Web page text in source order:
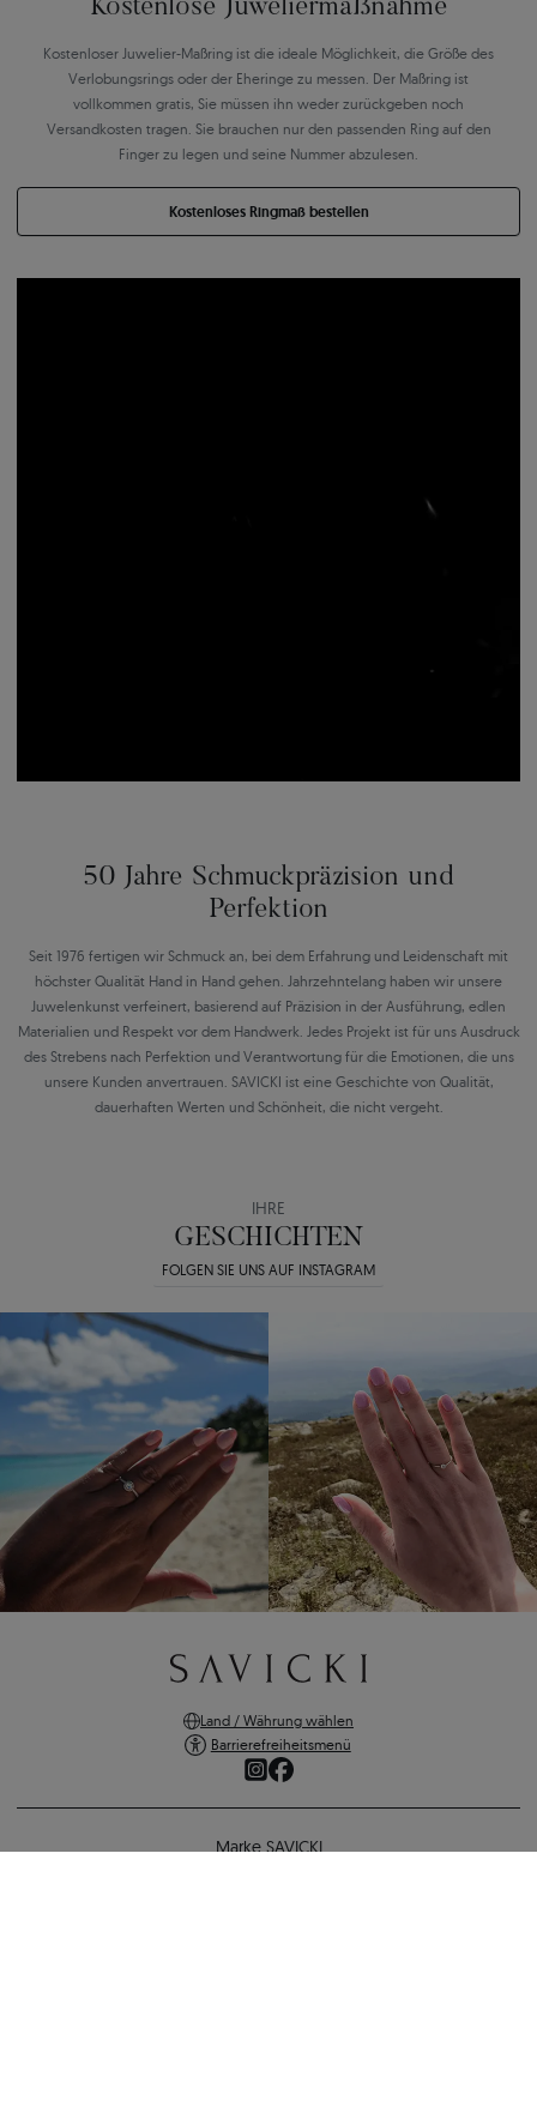
Kostenlose Juweliermaßnahme
Kostenloser Juwelier-Maßring ist die ideale Möglichkeit, die Größe des
Verlobungsrings oder der Eheringe zu messen. Der Maßring ist
vollkommen gratis, Sie müssen ihn weder zurückgeben noch
Versandkosten tragen. Sie brauchen nur den passenden Ring auf den
Finger zu legen und seine Nummer abzulesen.
Kostenloses Ringmaß bestellen
50 Jahre Schmuckpräzision und
Perfektion
Seit 1976 fertigen wir Schmuck an, bei dem Erfahrung und Leidenschaft mit
höchster Qualität Hand in Hand gehen. Jahrzehntelang haben wir unsere
Juwelenkunst verfeinert, basierend auf Präzision in der Ausführung, edlen
Materialien und Respekt vor dem Handwerk. Jedes Projekt ist für uns Ausdruck
des Strebens nach Perfektion und Verantwortung für die Emotionen, die uns
unsere Kunden anvertrauen. SAVICKI ist eine Geschichte von Qualität,
dauerhaften Werten und Schönheit, die nicht vergeht.
IHRE
GESCHICHTEN
FOLGEN SIE UNS AUF INSTAGRAM
Land / Währung wählen
Barrierefreiheitsmenü
Marke SAVICKI